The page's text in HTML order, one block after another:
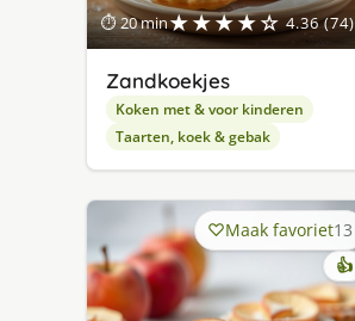
⏱ 20 min★★★★☆ 4.36 (74)
Zandkoekjes
Koken met & voor kinderen
Taarten, koek & gebak
Maak favoriet13
👍